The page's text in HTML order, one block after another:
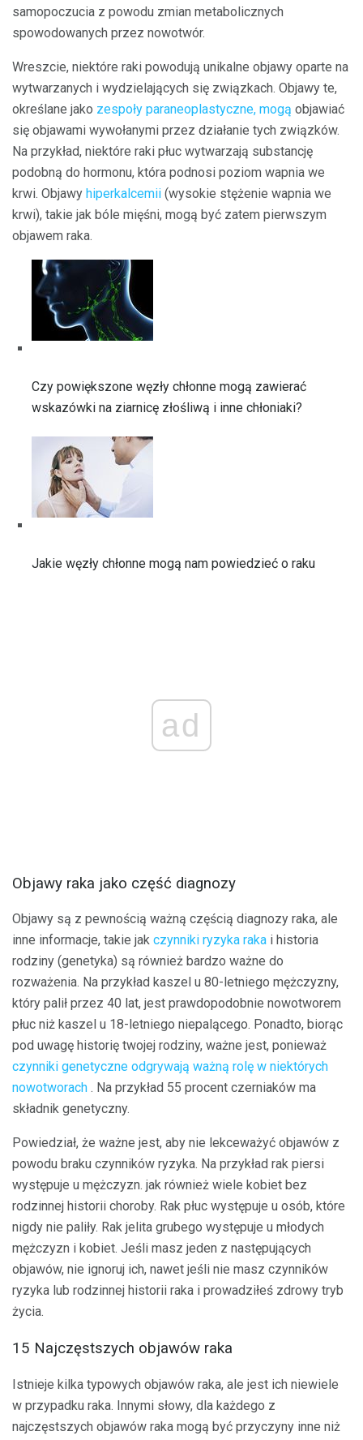
samopoczucia z powodu zmian metabolicznych
spowodowanych przez nowotwór.
Wreszcie, niektóre raki powodują unikalne objawy oparte na
wytwarzanych i wydzielających się związkach. Objawy te,
określane jako zespoły paraneoplastyczne, mogą objawiać
się objawami wywołanymi przez działanie tych związków.
Na przykład, niektóre raki płuc wytwarzają substancję
podobną do hormonu, która podnosi poziom wapnia we
krwi. Objawy hiperkalcemii (wysokie stężenie wapnia we
krwi), takie jak bóle mięśni, mogą być zatem pierwszym
objawem raka.
Czy powiększone węzły chłonne mogą zawierać
wskazówki na ziarnicę złośliwą i inne chłoniaki?
Jakie węzły chłonne mogą nam powiedzieć o raku
ad
Objawy raka jako część diagnozy
Objawy są z pewnością ważną częścią diagnozy raka, ale
inne informacje, takie jak czynniki ryzyka raka i historia
rodziny (genetyka) są również bardzo ważne do
rozważenia. Na przykład kaszel u 80-letniego mężczyzny,
który palił przez 40 lat, jest prawdopodobnie nowotworem
płuc niż kaszel u 18-letniego niepalącego. Ponadto, biorąc
pod uwagę historię twojej rodziny, ważne jest, ponieważ
czynniki genetyczne odgrywają ważną rolę w niektórych
nowotworach . Na przykład 55 procent czerniaków ma
składnik genetyczny.
Powiedział, że ważne jest, aby nie lekceważyć objawów z
powodu braku czynników ryzyka. Na przykład rak piersi
występuje u mężczyzn. jak również wiele kobiet bez
rodzinnej historii choroby. Rak płuc występuje u osób, które
nigdy nie paliły. Rak jelita grubego występuje u młodych
mężczyzn i kobiet. Jeśli masz jeden z następujących
objawów, nie ignoruj ​​ich, nawet jeśli nie masz czynników
ryzyka lub rodzinnej historii raka i prowadziłeś zdrowy tryb
życia.
15 Najczęstszych objawów raka
Istnieje kilka typowych objawów raka, ale jest ich niewiele
w przypadku raka. Innymi słowy, dla każdego z
najczęstszych objawów raka mogą być przyczyny inne niż